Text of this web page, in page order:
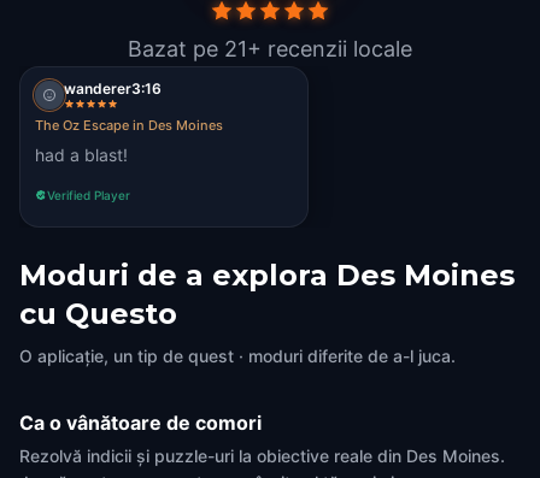
Bazat pe 21+ recenzii locale
wanderer3:16
The Oz Escape in Des Moines
had a blast!
Verified Player
Moduri de a explora Des Moines
cu Questo
O aplicație, un tip de quest · moduri diferite de a-l juca.
Ca o vânătoare de comori
Rezolvă indicii și puzzle-uri la obiective reale din Des Moines.